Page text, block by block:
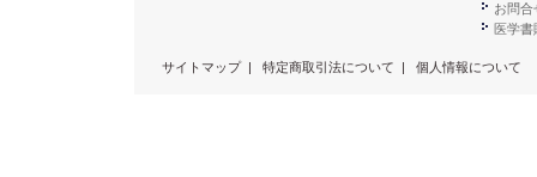
お問合
医学
サイトマップ 特定商取引法について 個人情報について